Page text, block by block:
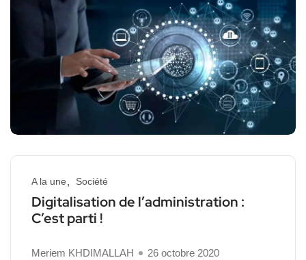
A la une Société
Digitalisation de l’administration :
C’est parti !
Meriem KHDIMALLAH
26 octobre 2020